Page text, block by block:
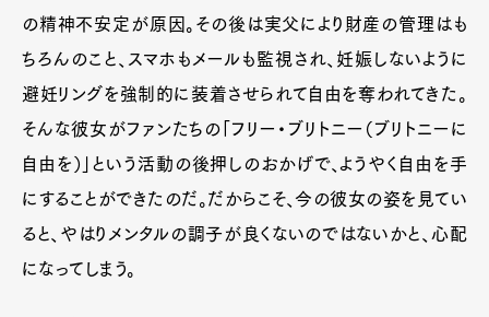
の精神不安定が原因。その後は実父により財産の管理はも
ちろんのこと、スマホもメールも監視され、妊娠しないように
避妊リングを強制的に装着させられて自由を奪われてきた。
そんな彼女がファンたちの「フリー・ブリトニー（ブリトニーに
自由を）」という活動の後押しのおかげで、ようやく自由を手
にすることができたのだ。だからこそ、今の彼女の姿を見てい
ると、やはりメンタルの調子が良くないのではないかと、心配
になってしまう。